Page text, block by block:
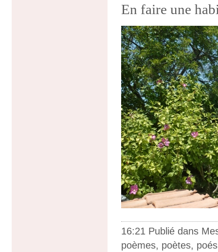
En faire une
16:21 Publié dans
poèmes, poètes,